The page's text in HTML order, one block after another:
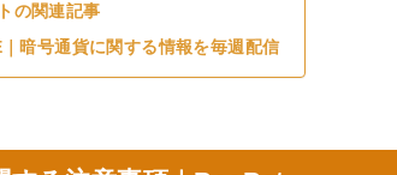
の関連記事
暗号通貨に関する情報を毎週配信